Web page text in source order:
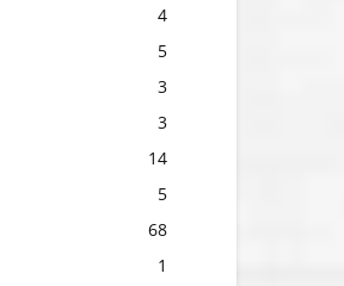
4
5
3
3
14
5
68
1